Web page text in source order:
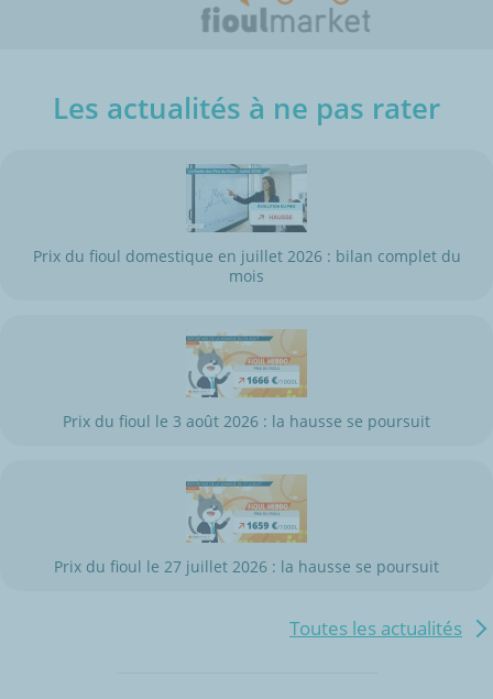
Les actualités à ne pas rater
Prix du fioul domestique en juillet 2026 : bilan complet du
mois
Prix du fioul le 3 août 2026 : la hausse se poursuit
Prix du fioul le 27 juillet 2026 : la hausse se poursuit
Toutes les actualités